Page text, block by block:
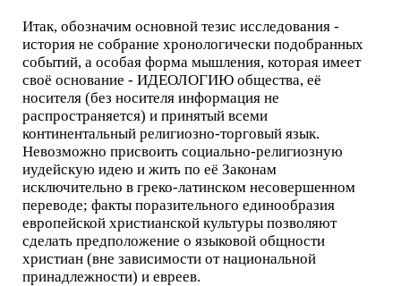
Итак, обозначим основной тезис исследования -
история не собрание хронологически подобранных
событий, а особая форма мышления, которая имеет
своё основание - ИДЕОЛОГИЮ общества, её
носителя (без носителя информация не
распространяется) и принятый всеми
континентальный религиозно-торговый язык.
Невозможно присвоить социально-религиозную
иудейскую идею и жить по её Законам
исключительно в греко-латинском несовершенном
переводе; факты поразительного единообразия
европейской христианской культуры позволяют
сделать предположение о языковой общности
христиан (вне зависимости от национальной
принадлежности) и евреев.